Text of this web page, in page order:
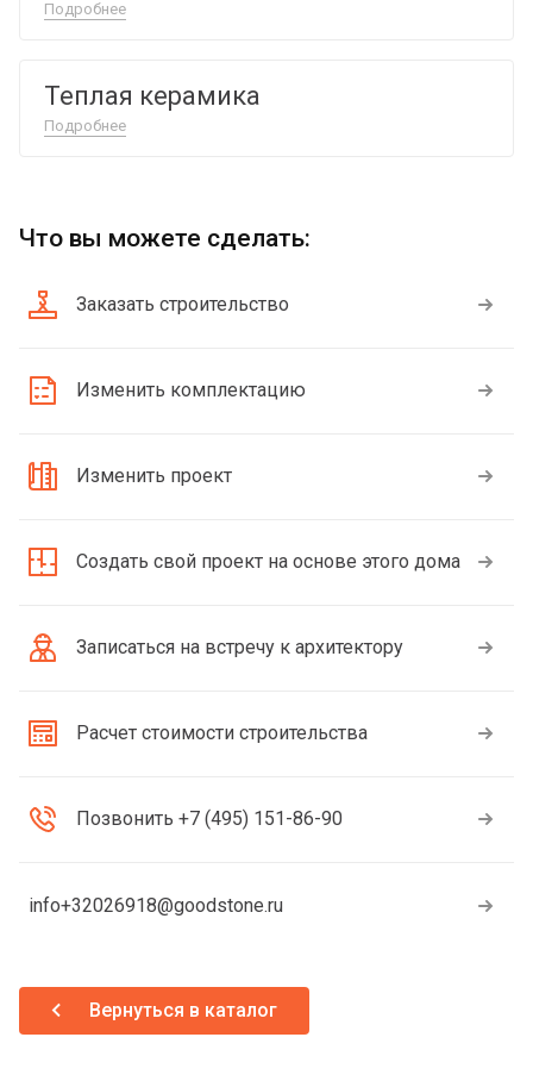
Подробнее
Теплая керамика
Подробнее
Что вы можете сделать:
Заказать строительство
Изменить комплектацию
Изменить проект
Создать свой проект на основе этого дома
Записаться на встречу к архитектору
Расчет стоимости строительства
Позвонить +7 (495) 151-86-90
info+32026918@goodstone.ru
Вернуться в каталог